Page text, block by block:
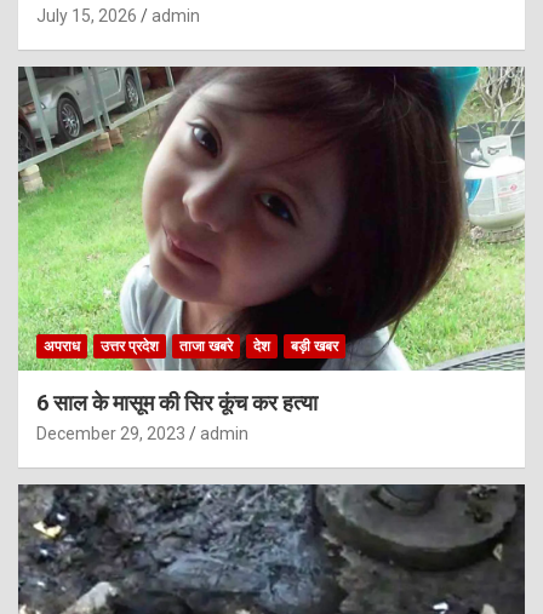
July 15, 2026 admin
अपराध उत्तर प्रदेश ताजा खबरे देश बड़ी खबर
6 साल के मासूम की सिर कूंच कर हत्या
December 29, 2023 admin